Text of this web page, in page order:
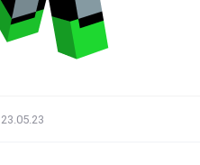
23.05.23